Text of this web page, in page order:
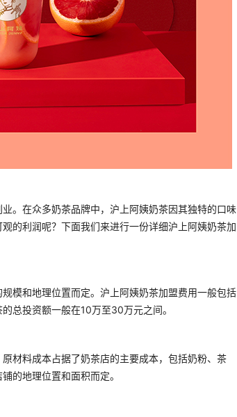
。在众多奶茶品牌中，沪上阿姨奶茶因其独特的口味
的利润呢？下面我们来进行一份详细沪上阿姨奶茶加
模和地理位置而定。沪上阿姨奶茶加盟费用一般包括
总投资额一般在10万至30万元之间。
材料成本占据了奶茶店的主要成本，包括奶粉、茶
的地理位置和面积而定。